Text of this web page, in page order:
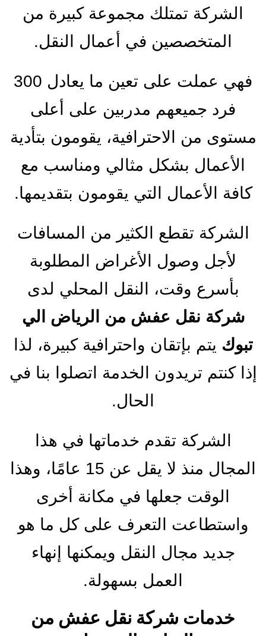
الشركة تمتلك مجموعة كبيرة من
المتخصصين في أعمال النقل.
فهي عملت على تعين ما يعادل 300
فرد جميعهم مدربين على أعلى
مستوى من الاحترافية، يقومون بتأدية
الأعمال بشكل مثالي ومناسب مع
كافة الأعمال التي يقومون بتقديمها.
الشركة تقطع الكثير من المسافات
لأجل وصول الأغراض المطلوبة
بأسرع وقت، النقل المحلي لدى
شركة نقل عفش من الرياض الي
تبوك يتم بإتقان واحترافية كبيرة، لذا
إذا كنتم تريدون الخدمة اتصلوا بنا في
الحال.
الشركة تقدم خدماتها في هذا
المجال منذ لا يقل عن 15 عامًا، وهذا
الوقت جعلها في مكانة أخرى
واستطاعت التعرف على كل ما هو
جديد مجال النقل ويمكنها إنهاء
العمل بسهولة.
خدمات شركة نقل عفش من